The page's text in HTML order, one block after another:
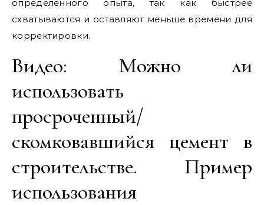
определенного опыта, так как быстрее
схватываются и оставляют меньше времени для
корректировки.
Видео: Можно ли
использовать
просроченный/
скомковавшийся цемент в
строительстве. Пример
использования